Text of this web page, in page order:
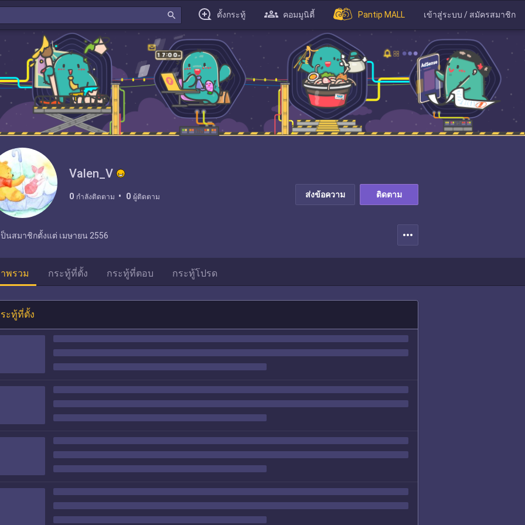
search ตั้งกระทู้ คอมมูนิตี้ Pantip MALL เข้าสู่ระบบ / สมัครสมาชิก
Valen_V
0 กำลังติดตาม 0 ผู้ติดตาม ส่งข้อความ ติดตาม
ป็นสมาชิกตั้งแต่ เมษายน 2556 more_horiz
พรวม กระทู้ที่ตั้ง กระทู้ที่ตอบ กระทู้โปรด
ะทู้ที่ตั้ง